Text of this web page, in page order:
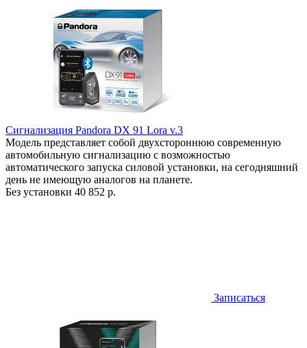
Сигнализация Pandora DX 91 Lora v.3
Модель представляет собой двухстороннюю современную
автомобильную сигнализацию с возможностью
автоматического запуска силовой установки, на сегодняшний
день не имеющую аналогов на планете.
Без установки 40 852 р.
Записаться